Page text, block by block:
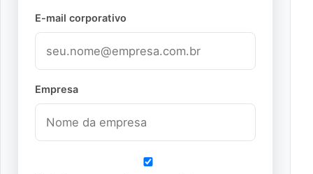
E-mail corporativo
Empresa